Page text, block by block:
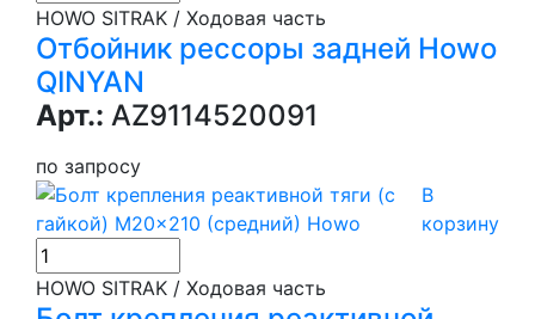
HOWO SITRAK / Ходовая часть
Отбойник рессоры задней Howo
QINYAN
Арт.: AZ9114520091
по запросу
В
корзину
HOWO SITRAK / Ходовая часть